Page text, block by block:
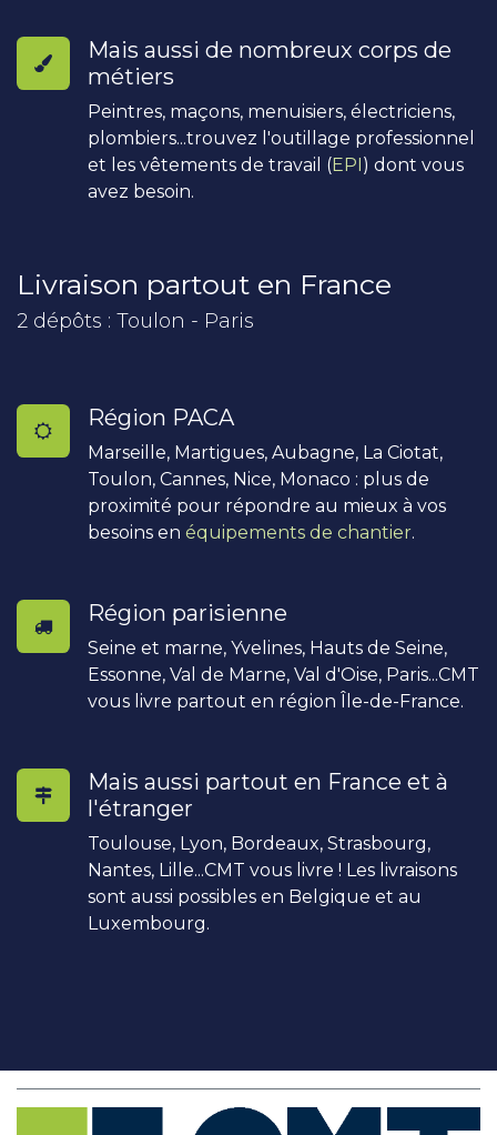
Mais aussi de nombreux corps de
métiers
Peintres, maçons, menuisiers, électriciens,
plombiers...trouvez l'outillage professionnel
et les vêtements de travail (EPI) dont vous
avez besoin.
Livraison partout en France
2 dépôts : Toulon - Paris
Région PACA
Marseille, Martigues, Aubagne, La Ciotat,
Toulon, Cannes, Nice, Monaco : plus de
proximité pour répondre au mieux à vos
besoins en équipements de chantier.
Région parisienne
Seine et marne, Yvelines, Hauts de Seine,
Essonne, Val de Marne, Val d'Oise, Paris...CMT
vous livre partout en région Île-de-France.
Mais aussi partout en France et à
l'étranger
Toulouse, Lyon, Bordeaux, Strasbourg,
Nantes, Lille...CMT vous livre ! Les livraisons
sont aussi possibles en Belgique et au
Luxembourg.